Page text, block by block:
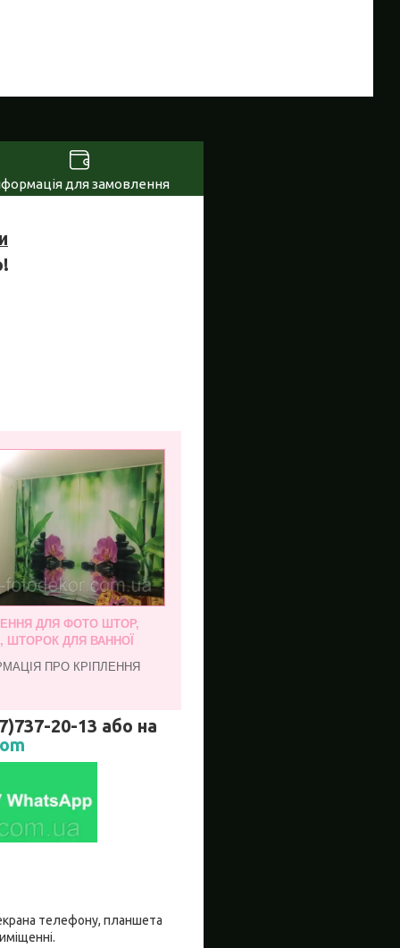
для замовлення
ДЛЯ ФОТО ШТОР,
ШТОРОК ДЛЯ ВАННОЇ
ПРО КРІПЛЕННЯ
20-13 або на
телефону, планшета